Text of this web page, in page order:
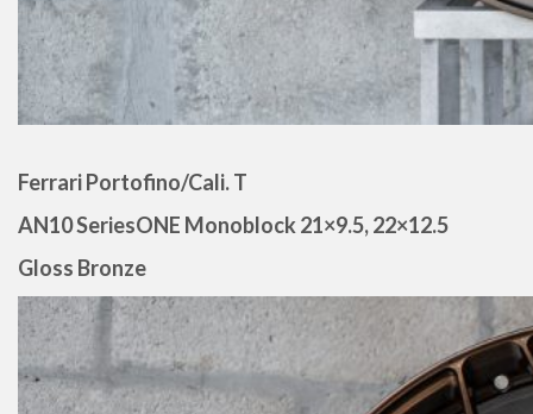
Ferrari Portofino/Cali. T
AN10 SeriesONE Monoblock 21×9.5, 22×12.5
Gloss Bronze